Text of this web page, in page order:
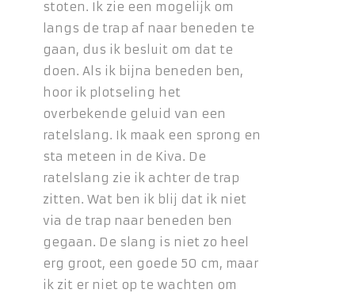
stoten. Ik zie een mogelijk om
langs de trap af naar beneden te
gaan, dus ik besluit om dat te
doen. Als ik bijna beneden ben,
hoor ik plotseling het
overbekende geluid van een
ratelslang. Ik maak een sprong en
sta meteen in de Kiva. De
ratelslang zie ik achter de trap
zitten. Wat ben ik blij dat ik niet
via de trap naar beneden ben
gegaan. De slang is niet zo heel
erg groot, een goede 50 cm, maar
ik zit er niet op te wachten om